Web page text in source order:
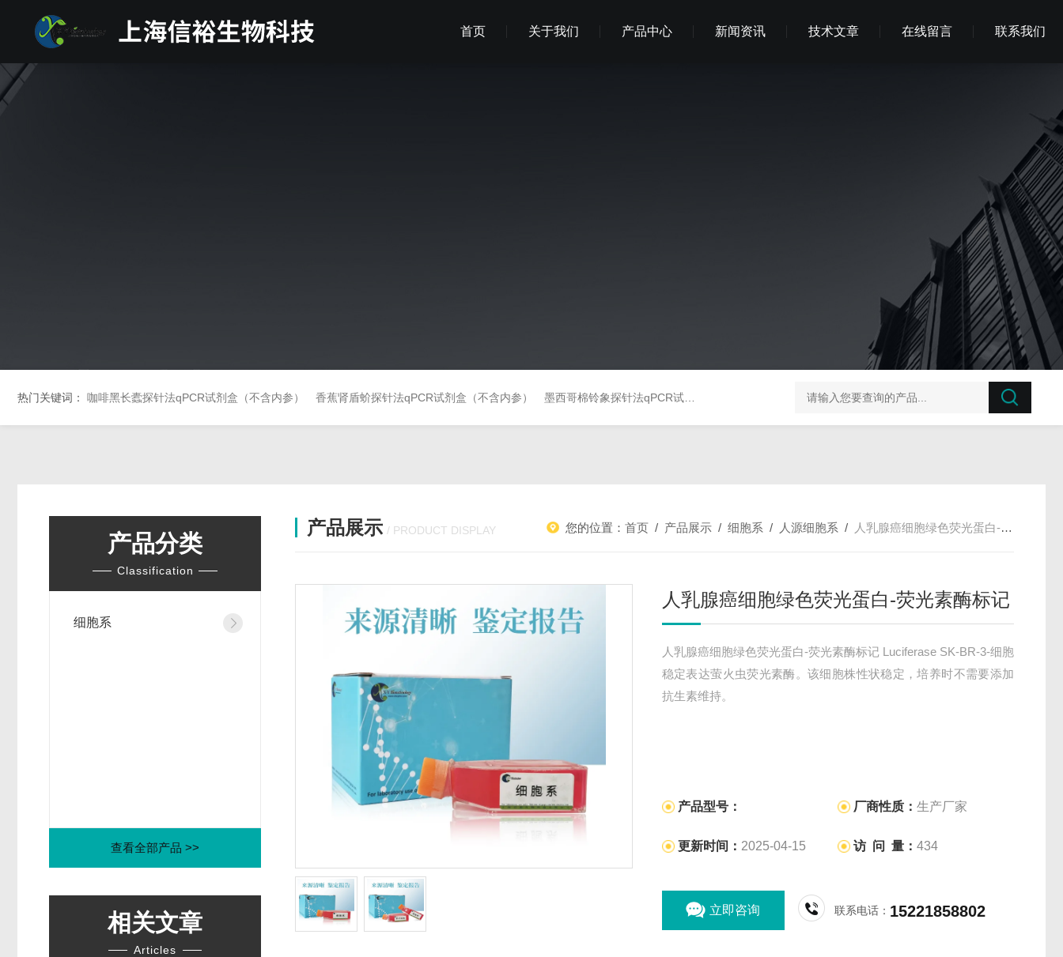
首页 关于我们 产品中心 新闻资讯 技术文章 在线留言 联系我们
热门关键词： 咖啡黑长蠹探针法qPCR试剂盒（不含内参） 香蕉肾盾蚧探针法qPCR试剂盒（不含内参） 墨西哥棉铃象探针法qPCR试剂盒（不含内参） 榛子东部枯萎病菌探针法qPCR试剂盒不含内参
产品分类
Classification
细胞系
查看全部产品 >>
相关文章
Articles
产品展示 / PRODUCT DISPLAY 您的位置：首页 / 产品展示 /细胞系 / 人源细胞系 / 人乳腺癌细胞绿色荧光蛋白-荧光素酶标记
人乳腺癌细胞绿色荧光蛋白-荧光素酶标记
人乳腺癌细胞绿色荧光蛋白-荧光素酶标记 Luciferase SK-BR-3-细胞
稳定表达萤火虫荧光素酶。该细胞株性状稳定，培养时不需要添加
抗生素维持。
产品型号： 厂商性质：生产厂家
更新时间： 2025-04-15 访 问 量：434
立即咨询 联系电话： 15221858802